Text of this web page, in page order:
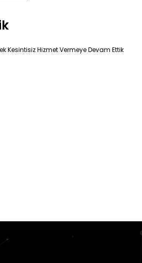
Kesintisiz Hizmet Vermeye Devam Ettik